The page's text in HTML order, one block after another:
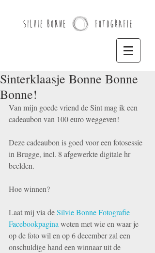
Sinterklaasje Bonne Bonne
Bonne!
Van mijn goede vriend de Sint mag ik een
cadeaubon van 100 euro weggeven!
Deze cadeaubon is goed voor een fotosessie
in Brugge, incl. 8 afgewerkte digitale hr
beelden.
Hoe winnen?
Laat mij via de Silvie Bonne Fotografie
Facebookpagina weten met wie en waar je
op de foto wil en op 6 december zal een
onschuldige hand een winnaar uit de